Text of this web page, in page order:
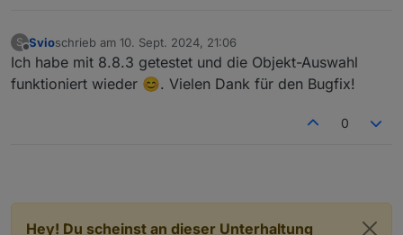
S
Offline
Svioschrieb am 10. Sept. 2024, 21:06
zuletzt editiert von
Ich habe mit 8.8.3 getestet und die Objekt-Auswahl
funktioniert wieder 😊. Vielen Dank für den Bugfix!
0
Hey! Du scheinst an dieser Unterhaltung